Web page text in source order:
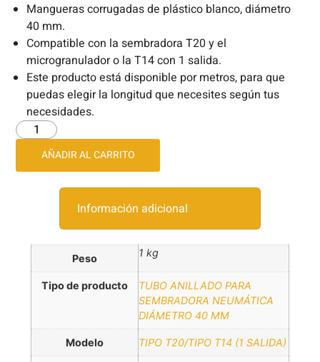
Mangueras corrugadas de plástico blanco, diámetro
40 mm.
Compatible con la sembradora T20 y el
microgranulador o la T14 con 1 salida.
Este producto está disponible por metros, para que
puedas elegir la longitud que necesites según tus
necesidades.
AÑADIR AL CARRITO
Información adicional
Peso 1 kg
Tipo de producto
TUBO ANILLADO PARA
SEMBRADORA NEUMÁTICA
DIÁMETRO 40 MM
Modelo TIPO T20/TIPO T14 (1 SALIDA)